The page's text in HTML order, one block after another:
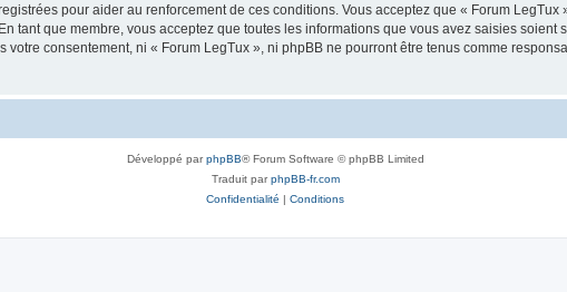
pour aider au renforcement de ces conditions. Vous acceptez que « Forum
tant que membre, vous acceptez que toutes les informations que vous avez saisies
consentement, ni « Forum LegTux », ni phpBB ne pourront être tenus comme
Développé parphpBB® Forum Software © phpBB Limited
Traduit parphpBB-fr.com
Confidentialité | Conditions